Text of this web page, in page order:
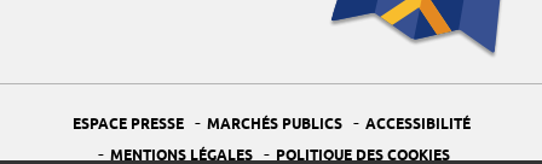
ESPACE PRESSE - MARCHÉS PUBLICS - ACCESSIBILITÉ
- MENTIONS LÉGALES - POLITIQUE DES COOKIES